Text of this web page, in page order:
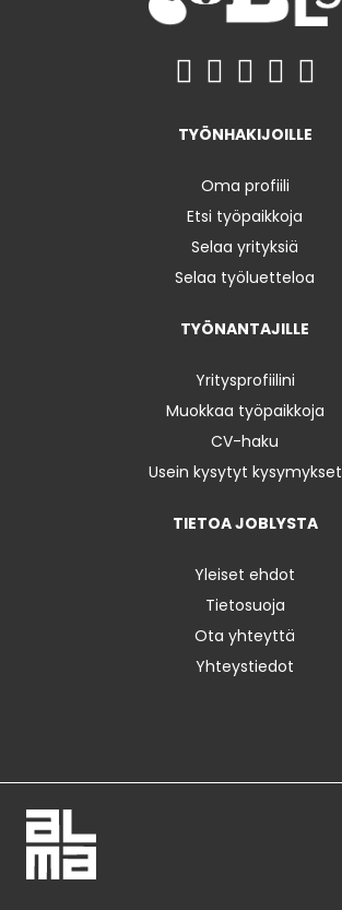
TYÖNHAKIJOILLE
Oma profiili
Etsi työpaikkoja
Selaa yrityksiä
Selaa työluetteloa
TYÖNANTAJILLE
Yritysprofiilini
Muokkaa työpaikkoja
CV-haku
Usein kysytyt kysymykset
TIETOA JOBLYSTA
Yleiset ehdot
Tietosuoja
Ota yhteyttä
Yhteystiedot